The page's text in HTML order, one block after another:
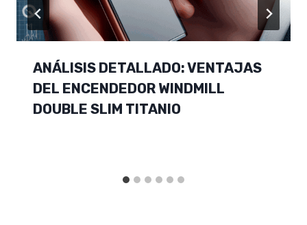
ANÁLISIS DETALLADO: VENTAJAS
DEL ENCENDEDOR WINDMILL
DOUBLE SLIM TITANIO